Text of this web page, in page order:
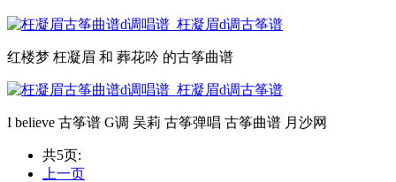
红楼梦 枉凝眉 和 葬花吟 的古筝曲谱
I believe 古筝谱 G调 吴莉 古筝弹唱 古筝曲谱 月沙网
共5页:
上一页